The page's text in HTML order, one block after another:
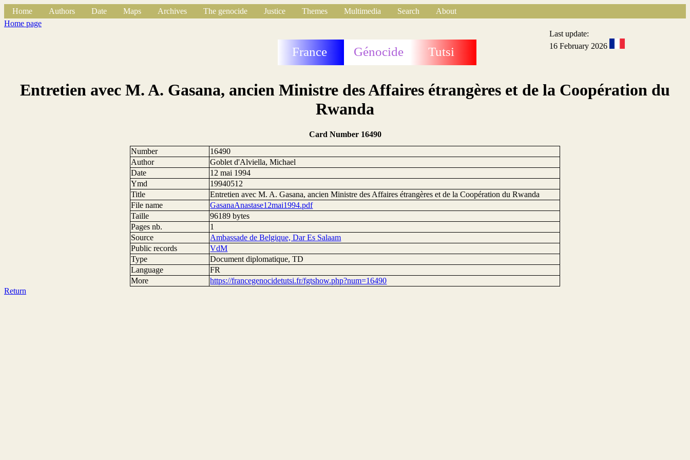
Home Authors Date Maps Archives The genocide Justice Themes Multimedia Search
About
Home page
France Génocide Tutsi
Last update:
16 February 2026
Entretien avec M. A. Gasana, ancien Ministre des Affaires étrangères et de la Coopération du
Rwanda
Card Number 16490
Number
16490
Author
Goblet d'Alviella, Michael
Date
12 mai 1994
Ymd
19940512
Title
Entretien avec M. A. Gasana, ancien Ministre des Affaires étrangères et de la Coopération du Rwanda
File name
GasanaAnastase12mai1994.pdf
Taille
96189 bytes
Pages nb.
1
Source
Ambassade de Belgique, Dar Es Salaam
Public records
VdM
Type
Document diplomatique, TD
Language
FR
More
https://francegenocidetutsi.fr/fgtshow.php?num=16490
Return